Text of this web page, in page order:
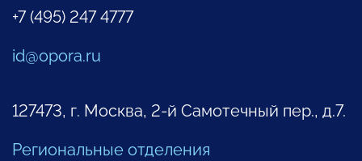
+7 (495) 247 4777
id@opora.ru
127473, г. Москва, 2-й Самотечный пер., д.7.
Региональные отделения